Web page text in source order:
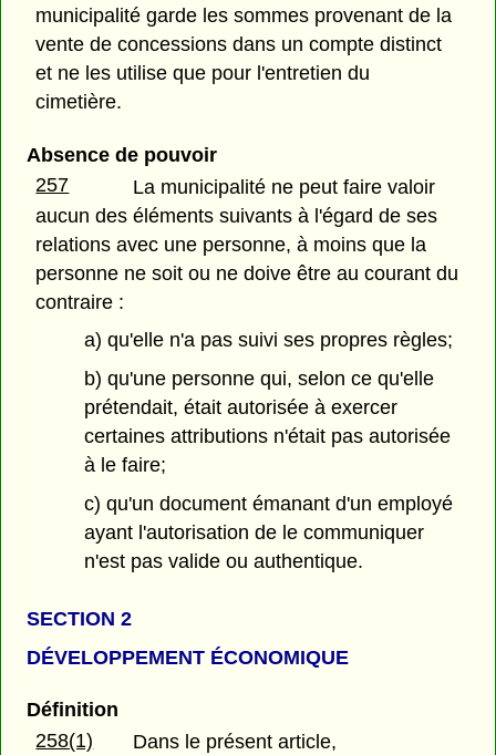
municipalité garde les sommes provenant de la
vente de concessions dans un compte distinct
et ne les utilise que pour l'entretien du
cimetière.
Absence de pouvoir
257
La municipalité ne peut faire valoir
aucun des éléments suivants à l'égard de ses
relations avec une personne, à moins que la
personne ne soit ou ne doive être au courant du
contraire :
a) qu'elle n'a pas suivi ses propres règles;
b) qu'une personne qui, selon ce qu'elle
prétendait, était autorisée à exercer
certaines attributions n'était pas autorisée
à le faire;
c) qu'un document émanant d'un employé
ayant l'autorisation de le communiquer
n'est pas valide ou authentique.
SECTION 2
DÉVELOPPEMENT ÉCONOMIQUE
Définition
258(1)
Dans le présent article,